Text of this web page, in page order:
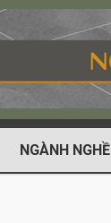
NGÀNH NGHỀ